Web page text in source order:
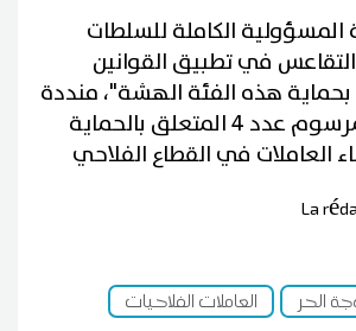
الكاملة للسلطات
في تطبيق القوانين
بحماية هذه الفئة الهشة"، منددة
بعدم تفعيل المرسوم عدد 4 المتعلق بالحماية
العاملات في القطاع الفلاحي
La
الحر
العاملات الفلاحيات